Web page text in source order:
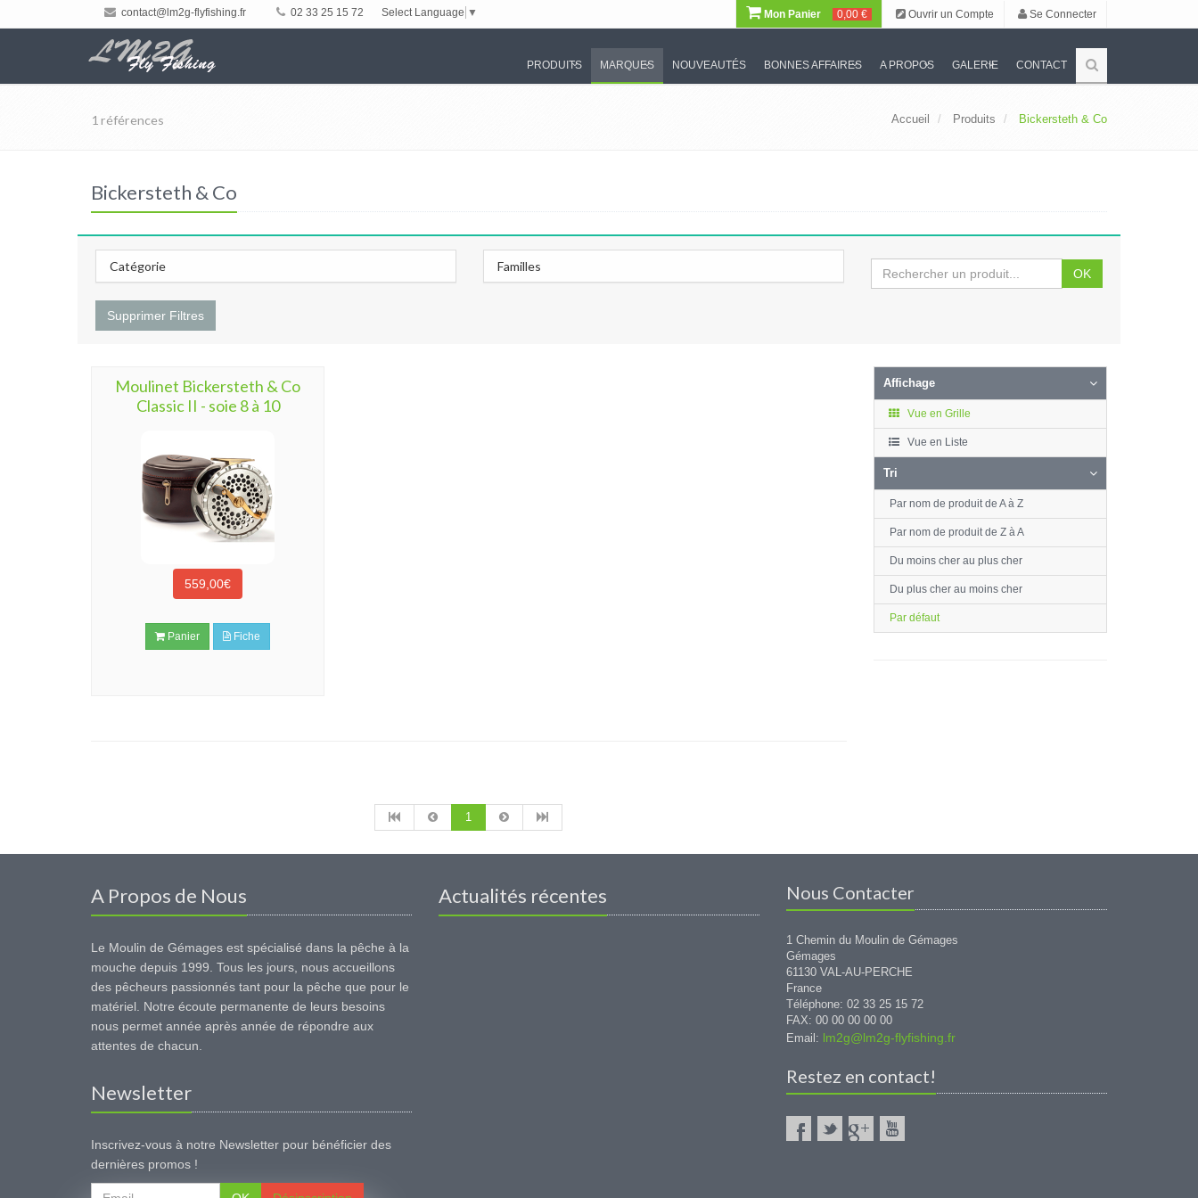
contact@lm2g-flyfishing.fr 02 33 25 15 72 Select Language ▼ Mon Panier 0,00 € Ouvrir un Compte Se Connecter
PRODUITS MARQUES NOUVEAUTÉS BONNES AFFAIRES A PROPOS GALERIE CONTACT
1 références Accueil Produits Bickersteth & Co
Bickersteth & Co
Catégorie Familles
Supprimer Filtres
OK
Moulinet Bickersteth & Co
Classic II - soie 8 à 10
559,00€
Panier Fiche
1
Affichage
Vue en Grille
Vue en Liste
Tri
Par nom de produit de A à Z
Par nom de produit de Z à A
Du moins cher au plus cher
Du plus cher au moins cher
Par défaut
A Propos de Nous
Le Moulin de Gémages est spécialisé dans la pêche à la
mouche depuis 1999. Tous les jours, nous accueillons
des pêcheurs passionnés tant pour la pêche que pour le
matériel. Notre écoute permanente de leurs besoins
nous permet année après année de répondre aux
attentes de chacun.
Newsletter
Inscrivez-vous à notre Newsletter pour bénéficier des
dernières promos !
Actualités récentes Nous Contacter
1 Chemin du Moulin de Gémages
Gémages
61130 VAL-AU-PERCHE
France
Téléphone: 02 33 25 15 72
FAX: 00 00 00 00 00
Email: lm2g@lm2g-flyfishing.fr
Restez en contact!